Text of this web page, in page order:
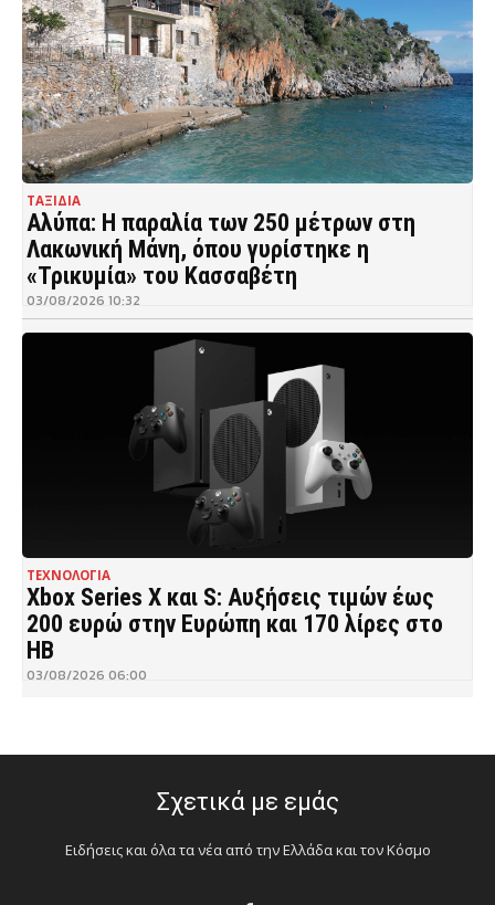
ΤΑΞΙΔΙΑ
Αλύπα: Η παραλία των 250 μέτρων στη
Λακωνική Μάνη, όπου γυρίστηκε η
«Τρικυμία» του Κασσαβέτη
03/08/2026 10:32
ΤΕΧΝΟΛΟΓΙΑ
Xbox Series X και S: Αυξήσεις τιμών έως
200 ευρώ στην Ευρώπη και 170 λίρες στο
ΗΒ
03/08/2026 06:00
Σχετικά με εμάς
Ειδήσεις και όλα τα νέα από την Ελλάδα και τον Κόσμο